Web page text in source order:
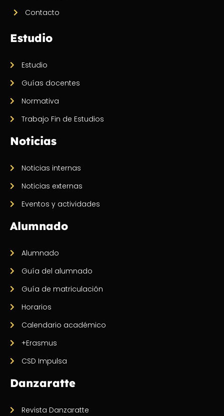
Contacto
Estudio
Estudio
Guías docentes
Normativa
Trabajo Fin de Estudios
Noticias
Noticias internas
Noticias externas
Eventos y actividades
Alumnado
Alumnado
Guía del alumnado
Guía de matriculación
Horarios
Calendario académico
+Erasmus
CSD Impulsa
Danzaratte
Revista Danzaratte